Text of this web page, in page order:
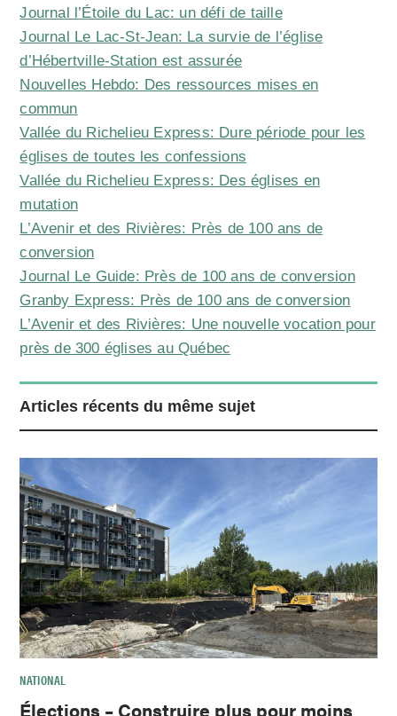
Journal l’Étoile du Lac: un défi de taille
Journal Le Lac-St-Jean: La survie de l’église
d’Hébertville-Station est assurée
Nouvelles Hebdo: Des ressources mises en
commun
Vallée du Richelieu Express: Dure période pour les
églises de toutes les confessions
Vallée du Richelieu Express: Des églises en
mutation
L’Avenir et des Rivières: Près de 100 ans de
conversion
Journal Le Guide: Près de 100 ans de conversion
Granby Express: Près de 100 ans de conversion
L’Avenir et des Rivières: Une nouvelle vocation pour
près de 300 églises au Québec
Articles récents du même sujet
NATIONAL
Élections – Construire plus pour moins